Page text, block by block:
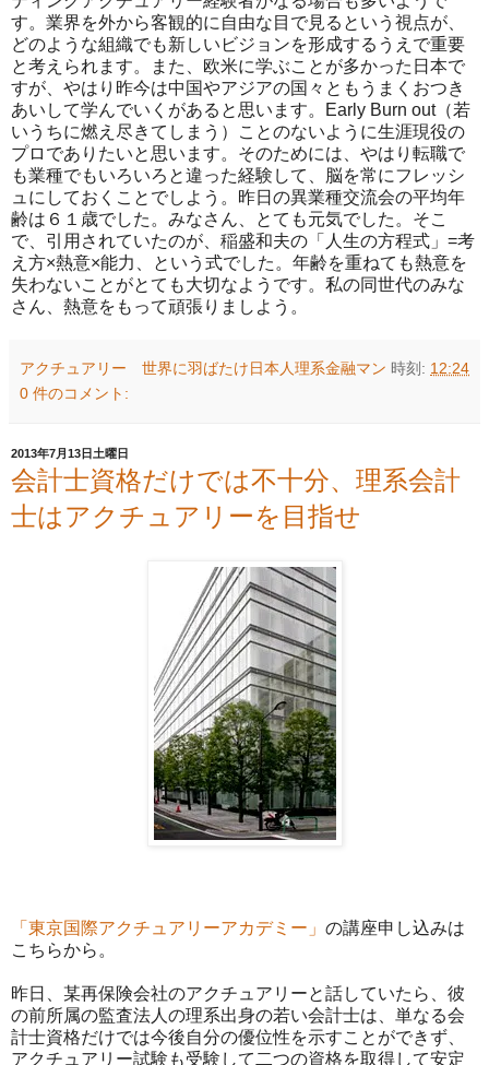
す。業界を外から客観的に自由な目で見るという視点が、
どのような組織でも新しいビジョンを形成するうえで重要
と考えられます。また、欧米に学ぶことが多かった日本で
すが、やはり昨今は中国やアジアの国々ともうまくおつき
あいして学んでいくがあると思います。Early Burn out（若
いうちに燃え尽きてしまう）ことのないように生涯現役の
プロでありたいと思います。そのためには、やはり転職で
も業種でもいろいろと違った経験して、脳を常にフレッシ
ュにしておくことでしよう。昨日の異業種交流会の平均年
齢は６１歳でした。みなさん、とても元気でした。そこ
で、引用されていたのが、稲盛和夫の「人生の方程式」=考
え方×熱意×能力、という式でした。年齢を重ねても熱意を
失わないことがとても大切なようです。私の同世代のみな
さん、熱意をもって頑張りましよう。
アクチュアリー 世界に羽ばたけ日本人理系金融マン 時刻: 12:24
0 件のコメント:
2013年7月13日土曜日
会計士資格だけでは不十分、理系会計
士はアクチュアリーを目指せ
「東京国際アクチュアリーアカデミー」 の講座申し込みは
こちらから。
昨日、某再保険会社のアクチュアリーと話していたら、彼
の前所属の監査法人の理系出身の若い会計士は、単なる会
計士資格だけでは今後自分の優位性を示すことができず、
アクチュアリー試験も受験して二つの資格を取得して安定